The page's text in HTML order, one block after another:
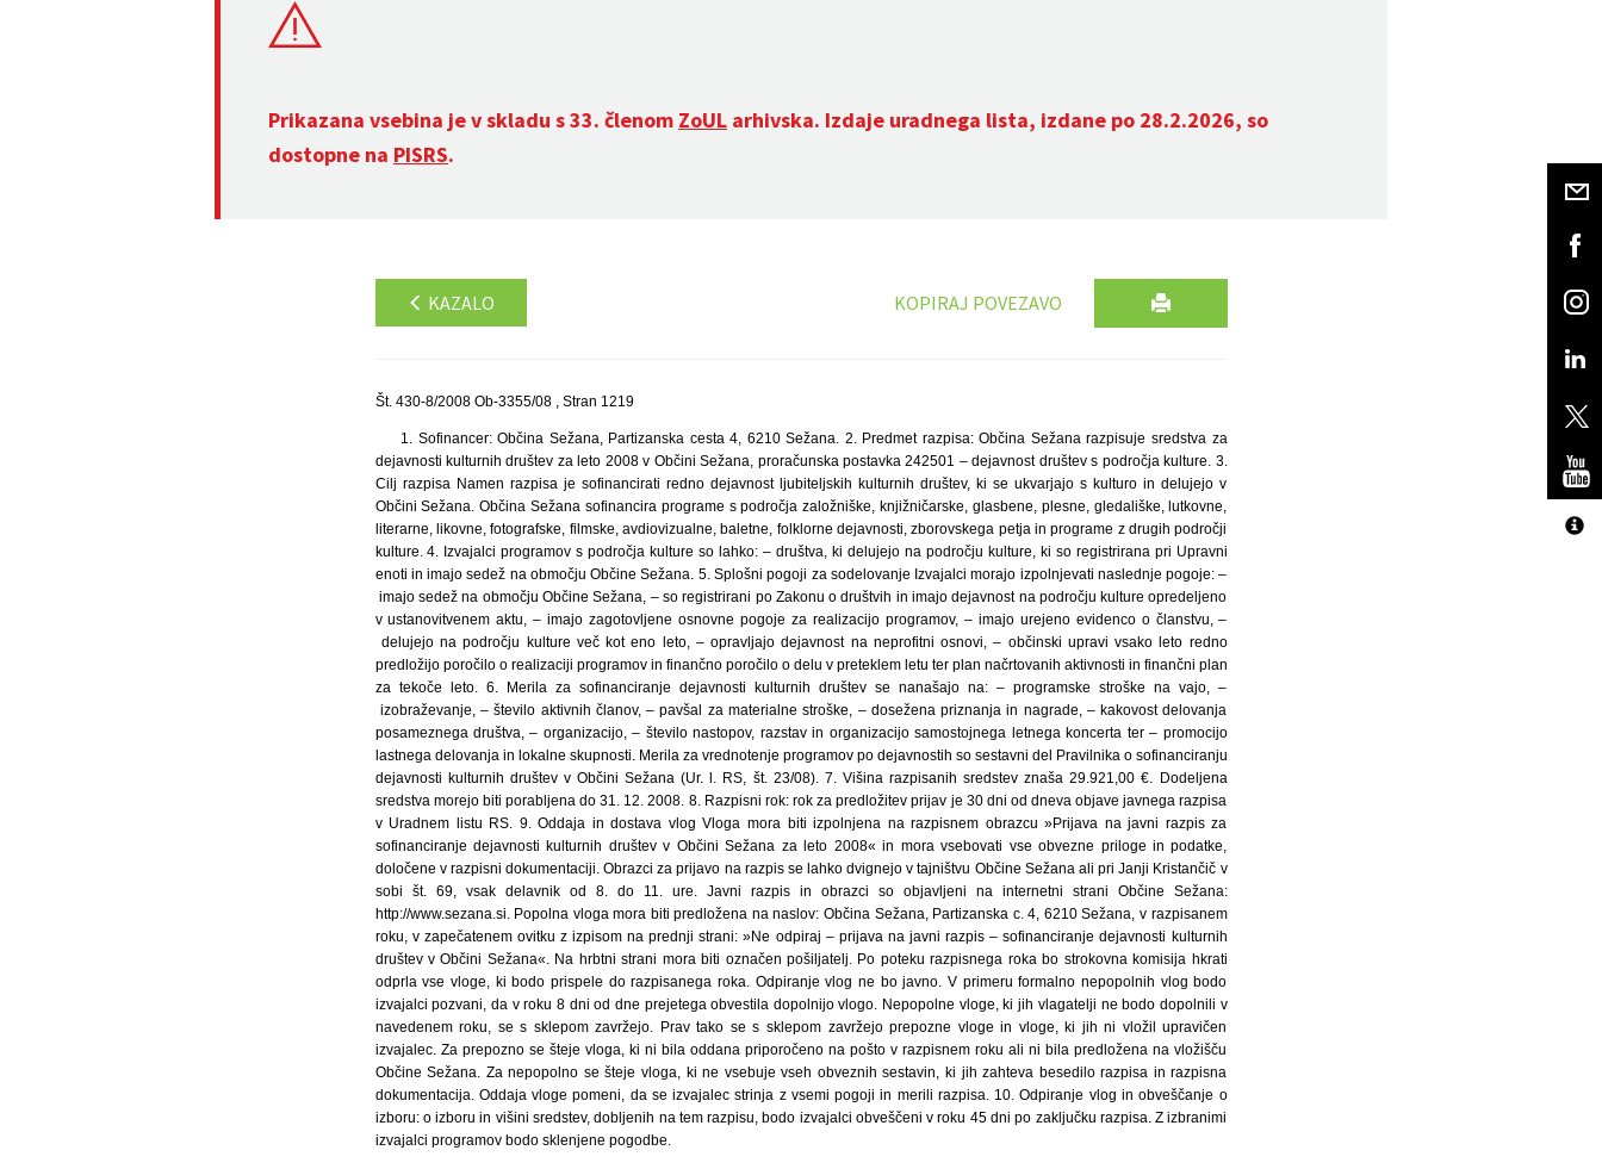
Prikazana vsebina je v skladu s 33. členom ZoUL arhivska. Izdaje uradnega lista, izdane po 28.2.2026, so
dostopne na PISRS.
KAZALO KOPIRAJ POVEZAVO
Št. 430-8/2008 Ob-3355/08 , Stran 1219
1. Sofinancer: Občina Sežana, Partizanska cesta 4, 6210 Sežana. 2. Predmet razpisa: Občina Sežana razpisuje sredstva za
dejavnosti kulturnih društev za leto 2008 v Občini Sežana, proračunska postavka 242501 – dejavnost društev s področja kulture. 3.
Cilj razpisa Namen razpisa je sofinancirati redno dejavnost ljubiteljskih kulturnih društev, ki se ukvarjajo s kulturo in delujejo v
Občini Sežana. Občina Sežana sofinancira programe s področja založniške, knjižničarske, glasbene, plesne, gledališke, lutkovne,
literarne, likovne, fotografske, filmske, avdiovizualne, baletne, folklorne dejavnosti, zborovskega petja in programe z drugih področji
kulture. 4. Izvajalci programov s področja kulture so lahko: – društva, ki delujejo na področju kulture, ki so registrirana pri Upravni
enoti in imajo sedež na območju Občine Sežana. 5. Splošni pogoji za sodelovanje Izvajalci morajo izpolnjevati naslednje pogoje: –
imajo sedež na območju Občine Sežana, – so registrirani po Zakonu o društvih in imajo dejavnost na področju kulture opredeljeno
v ustanovitvenem aktu, – imajo zagotovljene osnovne pogoje za realizacijo programov, – imajo urejeno evidenco o članstvu, –
delujejo na področju kulture več kot eno leto, – opravljajo dejavnost na neprofitni osnovi, – občinski upravi vsako leto redno
predložijo poročilo o realizaciji programov in finančno poročilo o delu v preteklem letu ter plan načrtovanih aktivnosti in finančni plan
za tekoče leto. 6. Merila za sofinanciranje dejavnosti kulturnih društev se nanašajo na: – programske stroške na vajo, –
izobraževanje, – število aktivnih članov, – pavšal za materialne stroške, – dosežena priznanja in nagrade, – kakovost delovanja
posameznega društva, – organizacijo, – število nastopov, razstav in organizacijo samostojnega letnega koncerta ter – promocijo
lastnega delovanja in lokalne skupnosti. Merila za vrednotenje programov po dejavnostih so sestavni del Pravilnika o sofinanciranju
dejavnosti kulturnih društev v Občini Sežana (Ur. l. RS, št. 23/08). 7. Višina razpisanih sredstev znaša 29.921,00 €. Dodeljena
sredstva morejo biti porabljena do 31. 12. 2008. 8. Razpisni rok: rok za predložitev prijav je 30 dni od dneva objave javnega razpisa
v Uradnem listu RS. 9. Oddaja in dostava vlog Vloga mora biti izpolnjena na razpisnem obrazcu »Prijava na javni razpis za
sofinanciranje dejavnosti kulturnih društev v Občini Sežana za leto 2008« in mora vsebovati vse obvezne priloge in podatke,
določene v razpisni dokumentaciji. Obrazci za prijavo na razpis se lahko dvignejo v tajništvu Občine Sežana ali pri Janji Kristančič v
sobi št. 69, vsak delavnik od 8. do 11. ure. Javni razpis in obrazci so objavljeni na internetni strani Občine Sežana:
http://www.sezana.si. Popolna vloga mora biti predložena na naslov: Občina Sežana, Partizanska c. 4, 6210 Sežana, v razpisanem
roku, v zapečatenem ovitku z izpisom na prednji strani: »Ne odpiraj – prijava na javni razpis – sofinanciranje dejavnosti kulturnih
društev v Občini Sežana«. Na hrbtni strani mora biti označen pošiljatelj. Po poteku razpisnega roka bo strokovna komisija hkrati
odprla vse vloge, ki bodo prispele do razpisanega roka. Odpiranje vlog ne bo javno. V primeru formalno nepopolnih vlog bodo
izvajalci pozvani, da v roku 8 dni od dne prejetega obvestila dopolnijo vlogo. Nepopolne vloge, ki jih vlagatelji ne bodo dopolnili v
navedenem roku, se s sklepom zavržejo. Prav tako se s sklepom zavržejo prepozne vloge in vloge, ki jih ni vložil upravičen
izvajalec. Za prepozno se šteje vloga, ki ni bila oddana priporočeno na pošto v razpisnem roku ali ni bila predložena na vložišču
Občine Sežana. Za nepopolno se šteje vloga, ki ne vsebuje vseh obveznih sestavin, ki jih zahteva besedilo razpisa in razpisna
dokumentacija. Oddaja vloge pomeni, da se izvajalec strinja z vsemi pogoji in merili razpisa. 10. Odpiranje vlog in obveščanje o
izboru: o izboru in višini sredstev, dobljenih na tem razpisu, bodo izvajalci obveščeni v roku 45 dni po zaključku razpisa. Z izbranimi
izvajalci programov bodo sklenjene pogodbe.